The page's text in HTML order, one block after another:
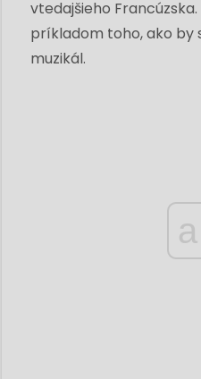
vtedajšieho
príkladom toho, ako by
muzikál.